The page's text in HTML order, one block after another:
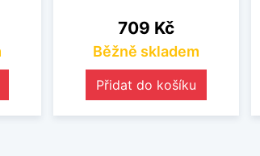
Cena
709 Kč
Běžně skladem
Přidat do košíku